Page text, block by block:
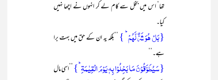
تھا‘ اس میں بخل سے کام لے کر انہوں نے اچھا نہیں
کیا۔
{بَلۡ ہُوَ شَرٌّ لَّہُمۡ ؕ } ’’بلکہ یہ ان کے حق میں بہت برا
ہے۔‘‘
{سَیُطَوَّقُوۡنَ مَا بَخِلُوۡا بِہٖ یَوۡمَ الۡقِیٰمَۃِ ؕ} ’’اسی مال